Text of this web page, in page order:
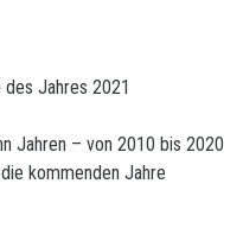
Jahres 2021
Jahren – von 2010 bis 2020
kommenden Jahre